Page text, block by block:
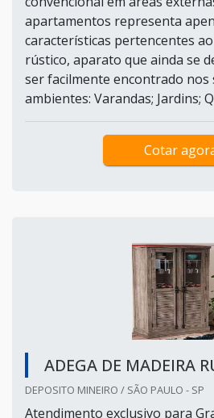
apartamentos representa
características pertencentes
rústico, aparato que ainda se
ser facilmente encontrado nos
ambientes: Varandas; Jardins;
Cotar
ADEGA DE MADEIRA
DEPOSITO MINEIRO / SÃO PAULO - SP
Atendimento exclusivo para